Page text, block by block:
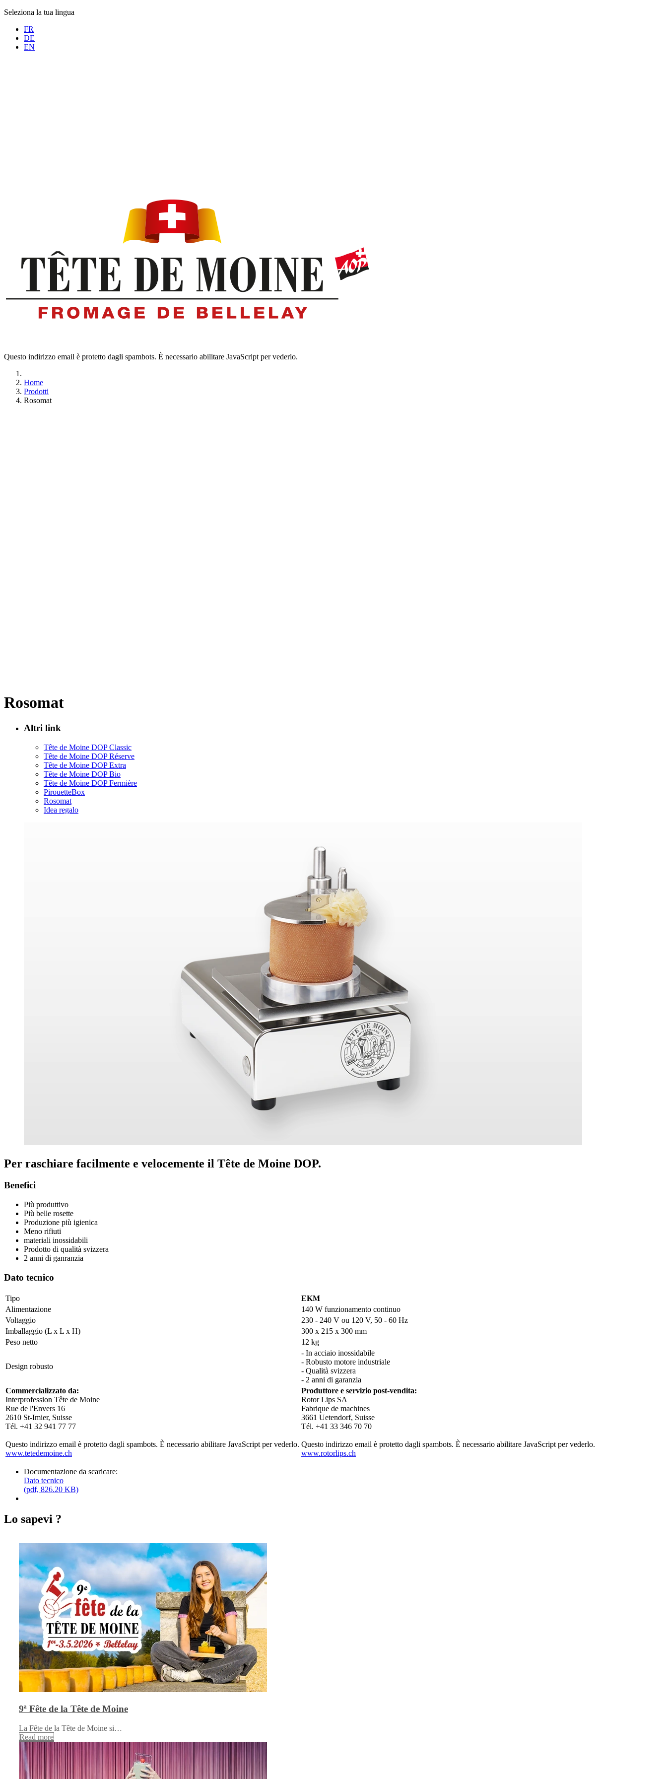
Seleziona la tua lingua
FR
DE
EN
Questo indirizzo email è protetto dagli spambots. È necessario abilitare JavaScript per vederlo.
Home
Prodotti
Rosomat
Rosomat
Altri link
Tête de Moine DOP Classic
Tête de Moine DOP Réserve
Tête de Moine DOP Extra
Tête de Moine DOP Bio
Tête de Moine DOP Fermière
PirouetteBox
Rosomat
Idea regalo
Per raschiare facilmente e velocemente il Tête de Moine DOP.
Benefici
Più produttivo
Più belle rosette
Produzione più igienica
Meno rifiuti
materiali inossidabili
Prodotto di qualità svizzera
2 anni di ganranzia
Dato tecnico
Tipo
EKM
Alimentazione
140 W funzionamento continuo
Voltaggio
230 - 240 V ou 120 V, 50 - 60 Hz
Imballaggio (L x L x H)
300 x 215 x 300 mm
Peso netto
12 kg
Design robusto
- In acciaio inossidabile
- Robusto motore industriale
- Qualità svizzera
- 2 anni di garanzia
Commercializzato da:
Interprofession Tête de Moine
Rue de l'Envers 16
2610 St-Imier, Suisse
Tél. +41 32 941 77 77
Questo indirizzo email è protetto dagli spambots. È necessario abilitare JavaScript per vederlo.
www.tetedemoine.ch
Produttore e servizio post-vendita:
Rotor Lips SA
Fabrique de machines
3661 Uetendorf, Suisse
Tél. +41 33 346 70 70
Questo indirizzo email è protetto dagli spambots. È necessario abilitare JavaScript per vederlo.
www.rotorlips.ch
Documentazione da scaricare:
Dato tecnico
(pdf, 826.20 KB)
Lo sapevi ?
9ª Fête de la Tête de Moine
La Fête de la Tête de Moine si…
Read more